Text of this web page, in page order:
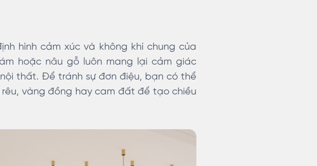
hình cảm xúc và không khí chung của
hoặc nâu gỗ luôn mang lại cảm giác
thất. Để tránh sự đơn điệu, bạn có thể
vàng đồng hay cam đất để tạo chiều